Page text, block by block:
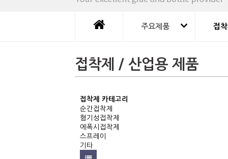
주요제품 접
접착제 / 산업용 제품
접착제 카테고리
순간접착제
혐기성접착제
에폭시접착제
스프레이
기타